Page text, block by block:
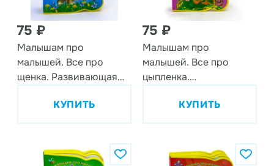
75 ₽
Малышам про
малышей. Все про
щенка. Развивающая
КУПИТЬ
75 ₽
Малышам про
малышей. Все про
цыпленка.
КУПИТЬ